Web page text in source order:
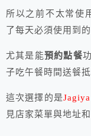
所以之前不太常使
了每天必須使用到
尤其是能預約點餐
子吃午餐時間送餐抵
這次選擇的是
見店家菜單與地址